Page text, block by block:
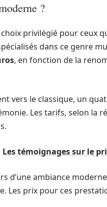
?
privilégié pour ceux
dans ce genre
, en fonction de la
vers le classique, un
Les tarifs, selon la
Les témoignages sur le
d’une ambiance
Les prix pour ces